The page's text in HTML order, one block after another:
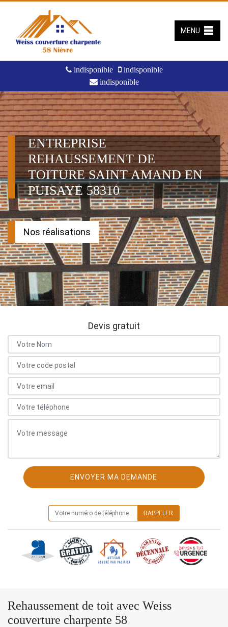
indisponible
indisponible
indisponible
MENU
ENTREPRISE
REHAUSSEMENT DE
TOITURE SAINT AMAND EN
PUISAYE 58310
Nos réalisations
Devis gratuit
Rehaussement de toit avec Weiss
couverture charpente 58